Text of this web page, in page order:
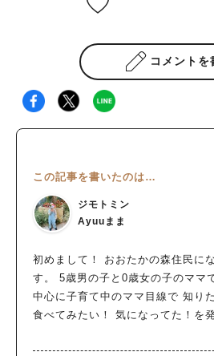
コメントを
この記事を書いたのは…
ジモトミン
Ayuuまま
初めまして！ おおたかの森住民に
す。 5歳男の子と0歳女の子のママ
中心に子育て中のママ目線で 知り
食べてみたい！ 気になってた！を